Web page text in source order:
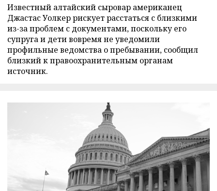
Известный алтайский сыровар американец
Джастас Уолкер рискует расстаться с близкими
из-за проблем с документами, поскольку его
супруга и дети вовремя не уведомили
профильные ведомства о пребывании, сообщил
близкий к правоохранительным органам
источник.